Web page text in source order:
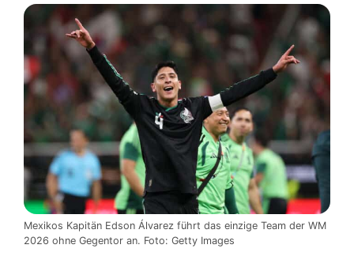
Mexikos Kapitän Edson Álvarez führt das einzige Team der WM
2026 ohne Gegentor an. Foto: Getty Images